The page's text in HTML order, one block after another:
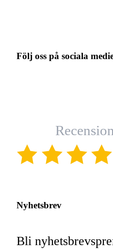
Följ oss på sociala
Nyhetsbrev
Bli